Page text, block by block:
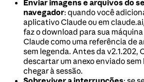
Enviar imagens e arquivos do
navegador: quando você
aplicativo Claude ou em
faz o download para sua
Claude como uma referência de
sem legenda. Antes da v2.1.202,
descartar um anexo enviado
chegar à sessão.